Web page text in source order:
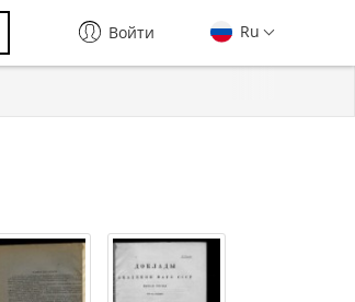
Ru
Войти